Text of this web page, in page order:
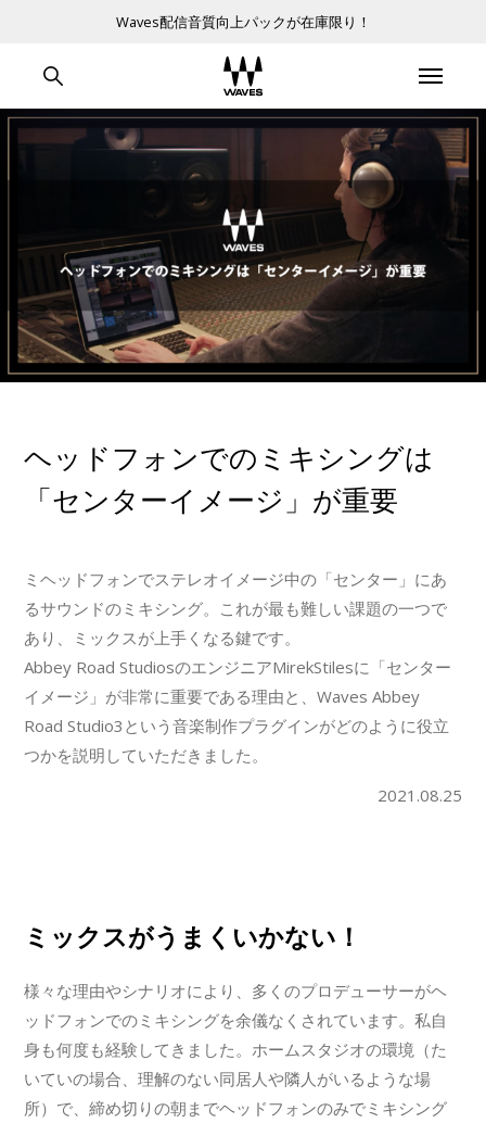
Waves配信音質向上パックが在庫限り！
ヘッドフォンでのミキシングは
「センターイメージ」が重要
ミヘッドフォンでステレオイメージ中の「センター」にあ
るサウンドのミキシング。これが最も難しい課題の一つで
あり、ミックスが上手くなる鍵です。
Abbey Road StudiosのエンジニアMirekStilesに「センター
イメージ」が非常に重要である理由と、Waves Abbey
Road Studio3という音楽制作プラグインがどのように役立
つかを説明していただきました。
2021.08.25
ミックスがうまくいかない！
様々な理由やシナリオにより、多くのプロデューサーがヘ
ッドフォンでのミキシングを余儀なくされています。私自
身も何度も経験してきました。ホームスタジオの環境（た
いていの場合、理解のない同居人や隣人がいるような場
所）で、締め切りの朝までヘッドフォンのみでミキシング